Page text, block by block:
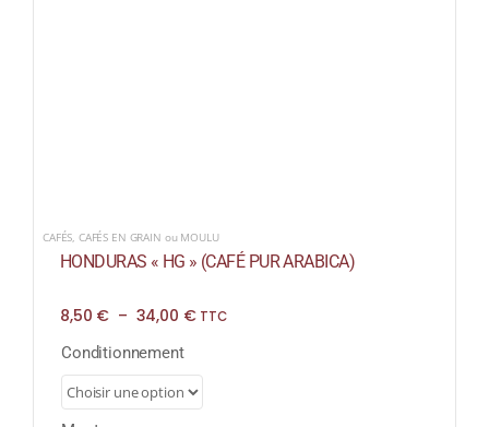
CAFÉS CAFÉS EN GRAIN ou MOULU
HONDURAS « HG » (CAFÉ PUR ARABICA)
8,50 € – 34,00 €Plage
à
34,00 €
TTC
Conditionnement